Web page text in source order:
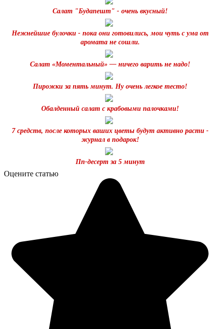
Салат "Будапешт" - очень вкусный!
Нежнейшие булочки - пока они готовились, мои чуть с ума от
аромата не сошли.
Салат «Моментальный» — ничего варить не надо!
Пирожки за пять минут. Ну очень легкое тесто!
Обалденный салат с крабовыми палочками!
7 средств, после которых ваших цветы будут активно расти -
журнал в подарок!
Пп-десерт за 5 минут
Оцените статью